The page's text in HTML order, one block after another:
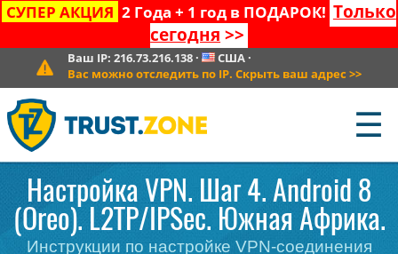
СУПЕР АКЦИЯ 2 Года + 1 год в ПОДАРОК! Только
сегодня >>
Ваш IP: 216.73.216.138· США·
Вас можно отследить по IP. Скрыть ваш адрес >>
☰
Настройка VPN. Шаг 4. Android 8
(Oreo). L2TP/IPSec. Южная Африка.
Инструкции по настройке VPN-соединения